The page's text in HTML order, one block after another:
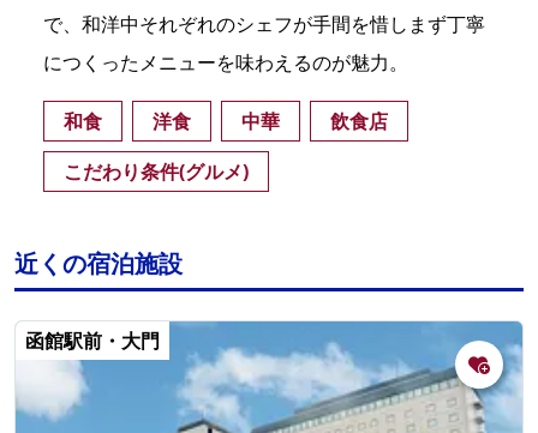
で、和洋中それぞれのシェフが手間を惜しまず丁寧
につくったメニューを味わえるのが魅力。
和食 洋食 中華
飲食店
こだわり条件(グルメ)
近くの宿泊施設
函館駅前・大門